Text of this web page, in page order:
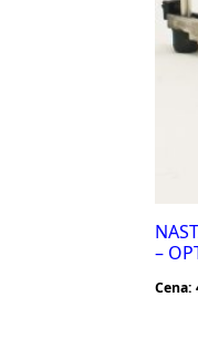
–
Cena: